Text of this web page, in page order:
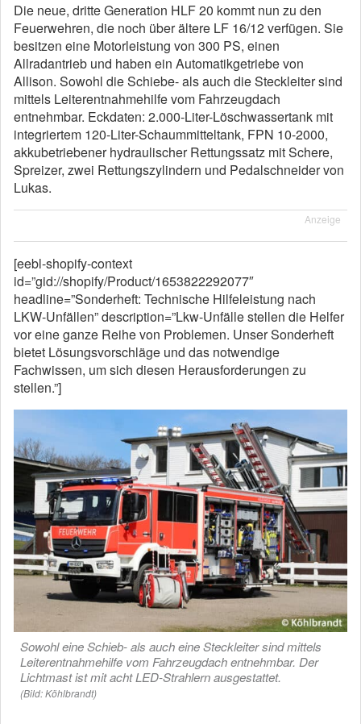
Die neue, dritte Generation HLF 20 kommt nun zu den
Feuerwehren, die noch über ältere LF 16/12 verfügen. Sie
besitzen eine Motorleistung von 300 PS, einen
Allradantrieb und haben ein Automatikgetriebe von
Allison. Sowohl die Schiebe- als auch die Steckleiter sind
mittels Leiterentnahmehilfe vom Fahrzeugdach
entnehmbar. Eckdaten: 2.000-Liter-Löschwassertank mit
integriertem 120-Liter-Schaummitteltank, FPN 10-2000,
akkubetriebener hydraulischer Rettungssatz mit Schere,
Spreizer, zwei Rettungszylindern und Pedalschneider von
Lukas.
Anzeige
[eebl-shopify-context
id=”gid://shopify/Product/1653822292077″
headline=”Sonderheft: Technische Hilfeleistung nach
LKW-Unfällen” description=”Lkw-Unfälle stellen die Helfer
vor eine ganze Reihe von Problemen. Unser Sonderheft
bietet Lösungsvorschläge und das notwendige
Fachwissen, um sich diesen Herausforderungen zu
stellen.”]
Sowohl eine Schieb- als auch eine Steckleiter sind mittels
Leiterentnahmehilfe vom Fahrzeugdach entnehmbar. Der
Lichtmast ist mit acht LED-Strahlern ausgestattet.
(Bild: Köhlbrandt)